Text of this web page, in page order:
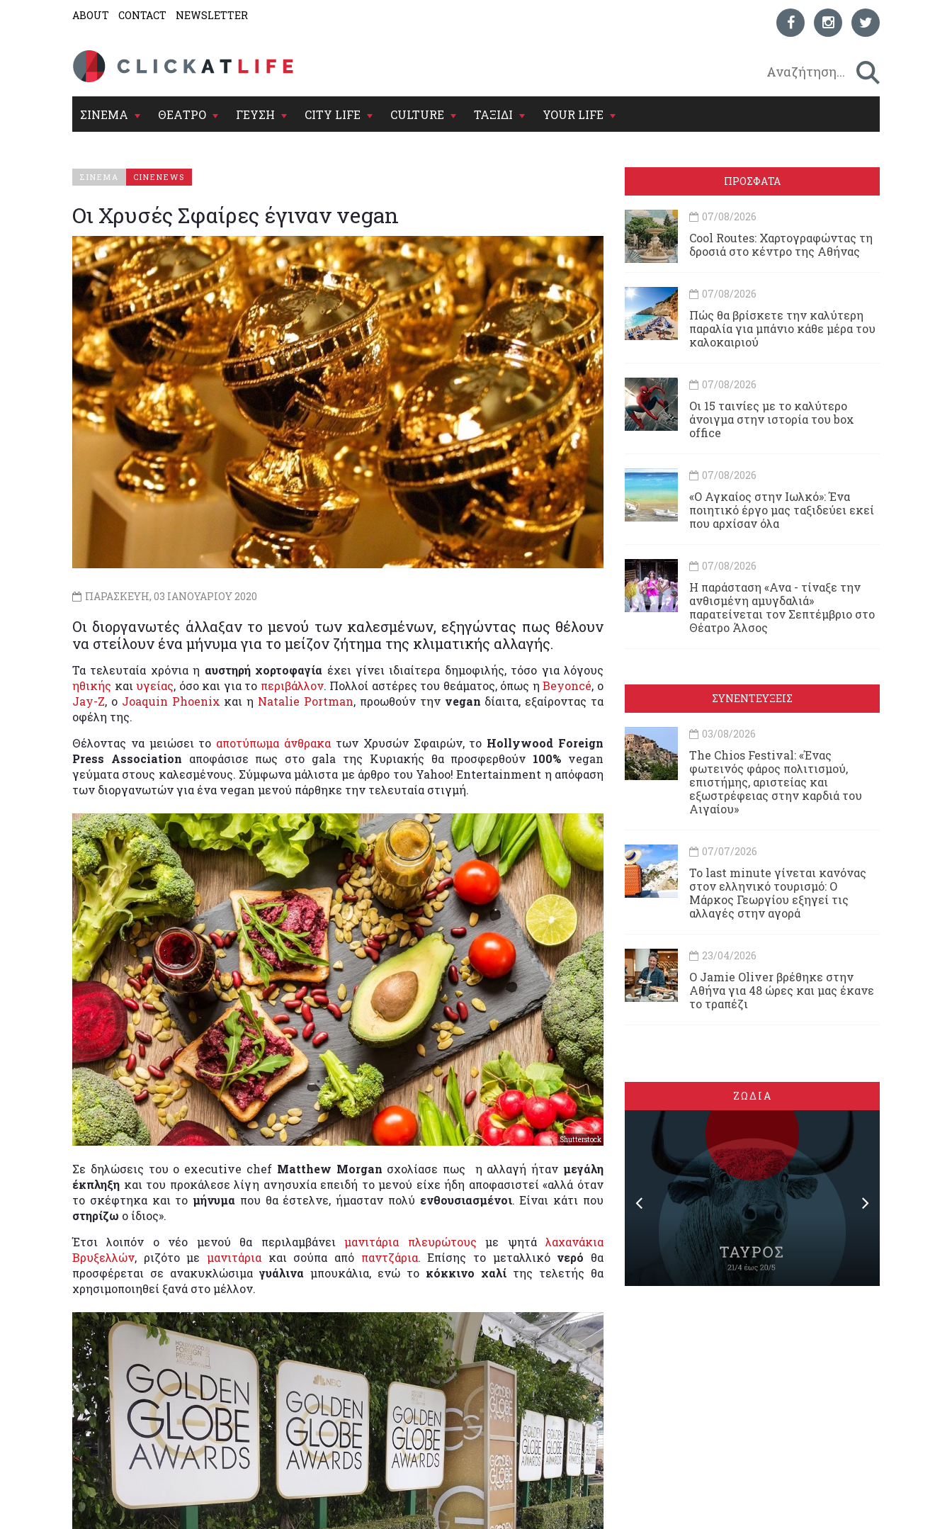
ABOUT CONTACT NEWSLETTER
ΣΙΝΕΜΑ ΘΕΑΤΡΟ ΓΕΥΣΗ CITY LIFE CULTURE ΤΑΞΙΔΙ YOUR LIFE
ΣΙΝΕΜΑ CINENEWS
Οι Χρυσές Σφαίρες έγιναν vegan
ΠΑΡΑΣΚΕΥΗ, 03 ΙΑΝΟΥΑΡΙΟΥ 2020
Οι διοργανωτές άλλαξαν το μενού των καλεσμένων, εξηγώντας πως θέλουν
να στείλουν ένα μήνυμα για το μείζον ζήτημα της κλιματικής αλλαγής.
Τα τελευταία χρόνια η αυστηρή χορτοφαγία έχει γίνει ιδιαίτερα δημοφιλής, τόσο για λόγους
ηθικής καιυγείας, όσο και για το περιβάλλον. Πολλοί αστέρες του θεάματος, όπως ηBeyoncé, ο
Jay-Z, ο Joaquin Phoenix και η Natalie Portman, προωθούν την vegan δίαιτα, εξαίροντας τα
οφέλη της.
Θέλοντας να μειώσει το αποτύπωμα άνθρακα των Χρυσών Σφαιρών, το Hollywood Foreign
Press Association αποφάσισε πως στο gala της Κυριακής θα προσφερθούν 100% vegan
γεύματα στους καλεσμένους. Σύμφωνα μάλιστα με άρθρο του Yahoo! Entertainment η απόφαση
των διοργανωτών για ένα vegan μενού πάρθηκε την τελευταία στιγμή.
Shutterstock
Σε δηλώσεις του ο executive chef Matthew Morgan σχολίασε πως η αλλαγή ήτανμεγάλη
έκπληξη και του προκάλεσε λίγη ανησυχία επειδή το μενού είχε ήδη αποφασιστεί «αλλά όταν
το σκέφτηκα και τομήνυμα που θα έστελνε, ήμασταν πολύ ενθουσιασμένοι. Είναι κάτι που
στηρίζω ο ίδιος».
Έτσι λοιπόν ο νέο μενού θα περιλαμβάνειμανιτάρια πλευρώτους με ψητάλαχανάκια
Βρυξελλών, ριζότο με μανιτάρια και σούπα από παντζάρια. Επίσης το μεταλλικό νερό θα
προσφέρεται σε ανακυκλώσιμα γυάλινα μπουκάλια, ενώ το κόκκινο χαλί της τελετής θα
χρησιμοποιηθεί ξανά στο μέλλον.
ΠΡΟΣΦΑΤΑ
07/08/2026
Cool Routes: Χαρτογραφώντας τη
δροσιά στο κέντρο της Αθήνας
07/08/2026
Πώς θα βρίσκετε την καλύτερη
παραλία για μπάνιο κάθε μέρα του
καλοκαιριού
07/08/2026
Οι 15 ταινίες με το καλύτερο
άνοιγμα στην ιστορία του box
office
07/08/2026
«Ο Αγκαίος στην Ιωλκό»: Ένα
ποιητικό έργο μας ταξιδεύει εκεί
που αρχίσαν όλα
07/08/2026
Η παράσταση «Ανα - τίναξε την
ανθισμένη αμυγδαλιά»
παρατείνεται τον Σεπτέμβριο στο
Θέατρο Άλσος
ΣΥΝΕΝΤΕΥΞΕΙΣ
03/08/2026
Τhe Chios Festival: «Ένας
φωτεινός φάρος πολιτισμού,
επιστήμης, αριστείας και
εξωστρέφειας στην καρδιά του
Αιγαίου»
07/07/2026
Το last minute γίνεται κανόνας
στον ελληνικό τουρισμό: Ο
Μάρκος Γεωργίου εξηγεί τις
αλλαγές στην αγορά
23/04/2026
Ο Jamie Oliver βρέθηκε στην
Αθήνα για 48 ώρες και μας έκανε
το τραπέζι
ΖΩΔΙΑ